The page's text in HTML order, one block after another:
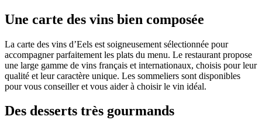
Une carte des vins bien composée
La carte des vins d’Eels est soigneusement sélectionnée pour
accompagner parfaitement les plats du menu. Le restaurant propose
une large gamme de vins français et internationaux, choisis pour leur
qualité et leur caractère unique. Les sommeliers sont disponibles
pour vous conseiller et vous aider à choisir le vin idéal.
Des desserts très gourmands